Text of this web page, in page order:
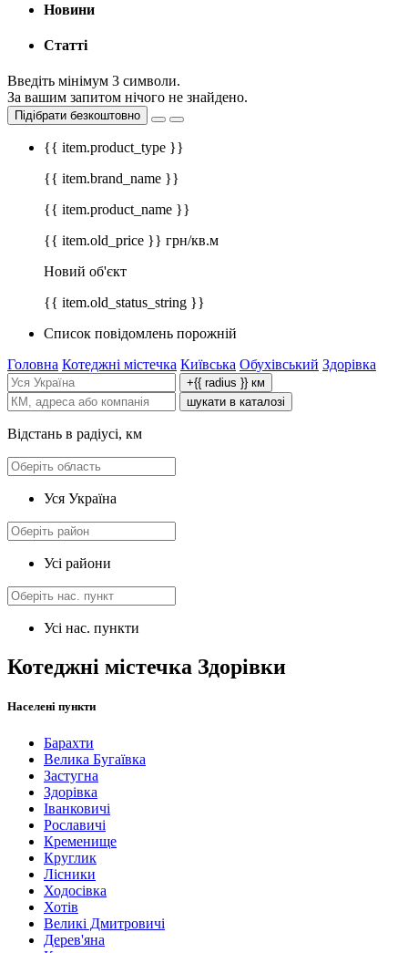
Новини
Статті
Введіть мінімум 3 символи.
За вашим запитом нічого не знайдено.
Підібрати безкоштовно
{{ item.product_type }}
{{ item.brand_name }}
{{ item.product_name }}
{{ item.old_price }} грн/кв.м
Новий об'єкт
{{ item.old_status_string }}
Список повідомлень порожній
Головна Котеджні містечка Київська Обухівський Здорівка
+{{ radius }} км
шукати в каталозі
Відстань в радіусі, км
Уся Україна
Усі райони
Усі нас. пункти
Котеджні містечка Здорівки
Населені пункти
Барахти
Велика Бугаївка
Застугна
Здорівка
Іванковичі
Рославичі
Кременище
Круглик
Лісники
Ходосівка
Хотів
Великі Дмитровичі
Дерев'яна